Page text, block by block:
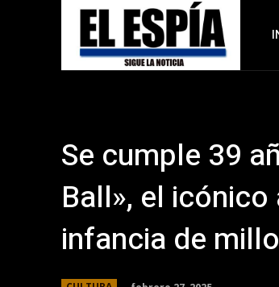
Se cumple 39
Ball», el
infancia de